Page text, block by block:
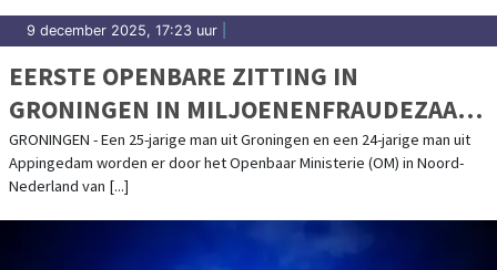
9 december 2025, 17:23 uur
EERSTE OPENBARE ZITTING IN
GRONINGEN IN MILJOENENFRAUDEZAAK;
TWEE VERDACHTEN 90 DAGEN LANGER
VAST
GRONINGEN - Een 25-jarige man uit Groningen en een 24-jarige man uit
Appingedam worden er door het Openbaar Ministerie (OM) in Noord-
Nederland van [...]